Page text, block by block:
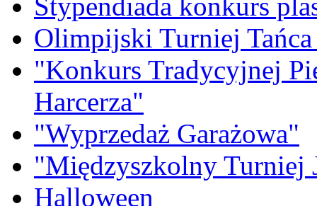
Stypendiada konkurs
Olimpijski Turniej
"Konkurs Tradycyjnej
Harcerza"
"Wyprzedaż Garażowa"
"Międzyszkolny Turniej
Halloween